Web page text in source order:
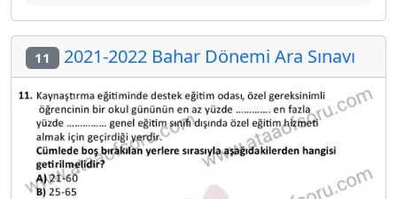
11 2021-2022 Bahar Dönemi Ara Sınavı